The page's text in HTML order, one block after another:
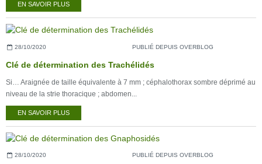
EN SAVOIR PLUS
28/10/2020 PUBLIÉ DEPUIS OVERBLOG
Clé de détermination des Trachélidés
Si… Araignée de taille équivalente à 7 mm ; céphalothorax sombre déprimé au
niveau de la strie thoracique ; abdomen...
EN SAVOIR PLUS
28/10/2020 PUBLIÉ DEPUIS OVERBLOG